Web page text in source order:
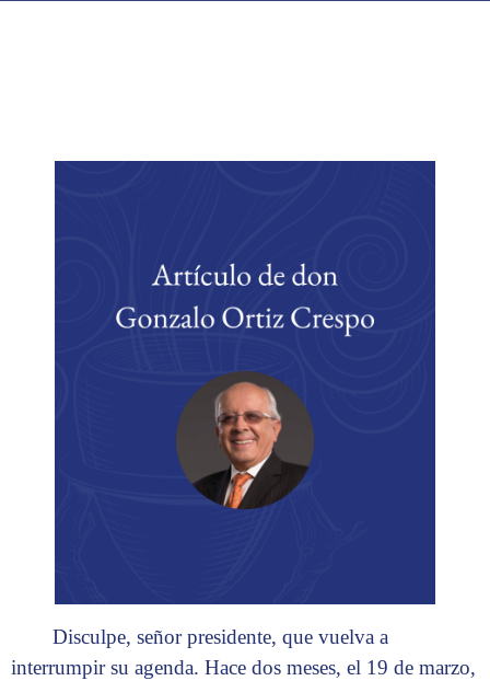
Disculpe, señor presidente, que vuelva a
interrumpir su agenda. Hace dos meses, el 19 de marzo,